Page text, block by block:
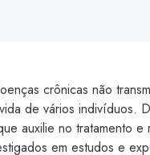
crônicas não
de vários indivíduos.
auxilie no tratamento
em estudos e